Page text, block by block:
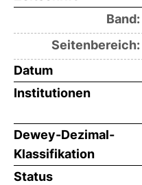
Band:
Seitenbereich:
Datum
Institutionen
Dewey-Dezimal-
Klassifikation
Status